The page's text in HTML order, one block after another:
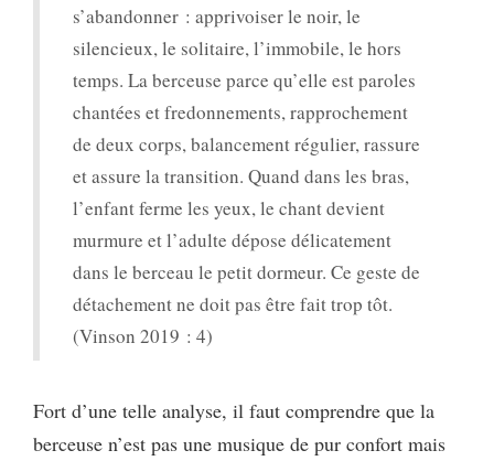
s’abandonner : apprivoiser le noir, le
silencieux, le solitaire, l’immobile, le hors
temps. La berceuse parce qu’elle est paroles
chantées et fredonnements, rapprochement
de deux corps, balancement régulier, rassure
et assure la transition. Quand dans les bras,
l’enfant ferme les yeux, le chant devient
murmure et l’adulte dépose délicatement
dans le berceau le petit dormeur. Ce geste de
détachement ne doit pas être fait trop tôt.
(Vinson 2019 : 4)
Fort d’une telle analyse, il faut comprendre que la
berceuse n’est pas une musique de pur confort mais